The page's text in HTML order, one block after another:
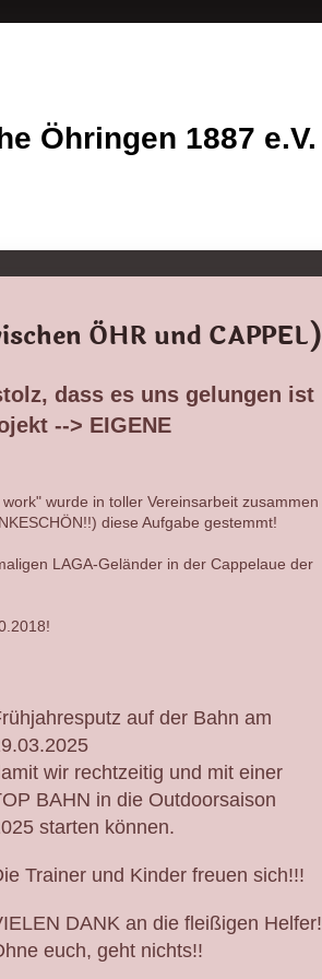
Öhringen 1887 e.V.
ÖHR und CAPPEL)
dass es uns gelungen ist
--> EIGENE
wurde in toller Vereinsarbeit zusammen
diese Aufgabe gestemmt!
LAGA-Geländer in der Cappelaue der
auf der Bahn am
wir rechtzeitig und mit einer
BAHN in die Outdoorsaison
starten können.
Trainer und Kinder freuen sich!!!
DANK an die fleißigen Helfer!
euch, geht nichts!!